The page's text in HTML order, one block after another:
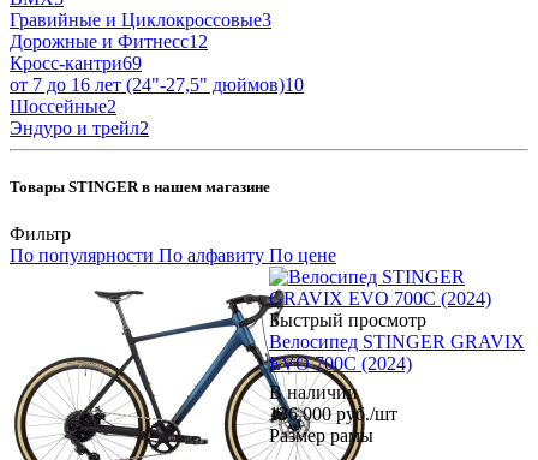
Гравийные и Циклокроссовые3
Дорожные и Фитнесс12
Кросс-кантри69
от 7 до 16 лет (24"-27,5" дюймов)10
Шоссейные2
Эндуро и трейл2
Товары STINGER в нашем магазине
Фильтр
По популярности По алфавиту По цене
Быстрый просмотр
Велосипед STINGER GRAVIX
EVO 700C (2024)
В наличии
136 000руб./шт
Размер рамы